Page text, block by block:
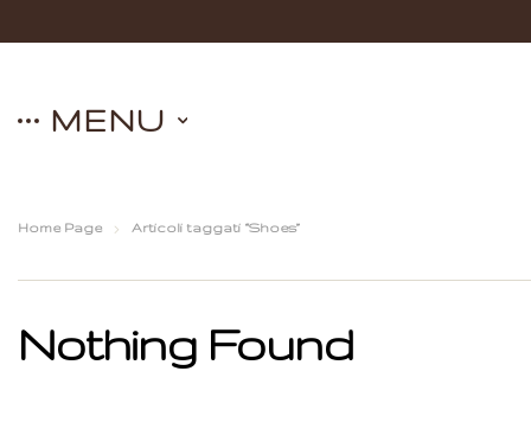
MENU
Home Page Articoli taggati “Shoes”
Nothing Found